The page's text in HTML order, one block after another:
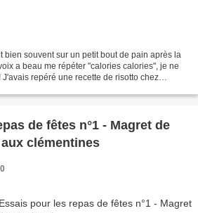
bien souvent sur un petit bout de pain après la
a beau me répéter "calories calories", je ne
repéré une recette de risotto chez
de fêtes n°1 - Magret de
clémentines